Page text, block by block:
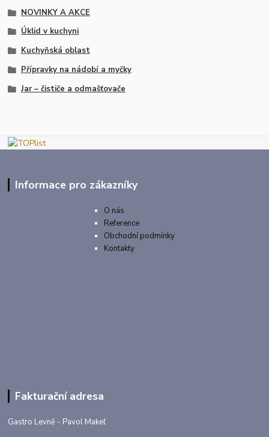
NOVINKY A AKCE
Úklid v kuchyni
Kuchyňská oblast
Přípravky na nádobí a myčky
Jar – čističe a odmašťovače
Informace pro zákazníky
O nás
Reference
Obchodní podmínky
Kontakty
Fakturační adresa
Gastro Levně - Pavol Makeľ